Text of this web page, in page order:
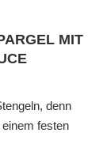
MIT
denn
festen